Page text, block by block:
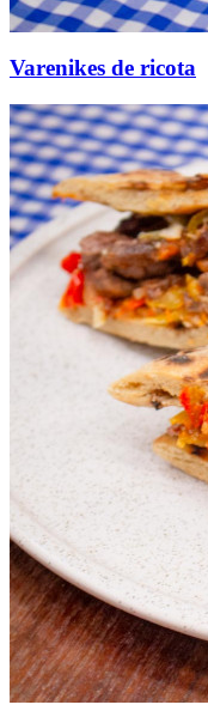
Varenikes de ricota